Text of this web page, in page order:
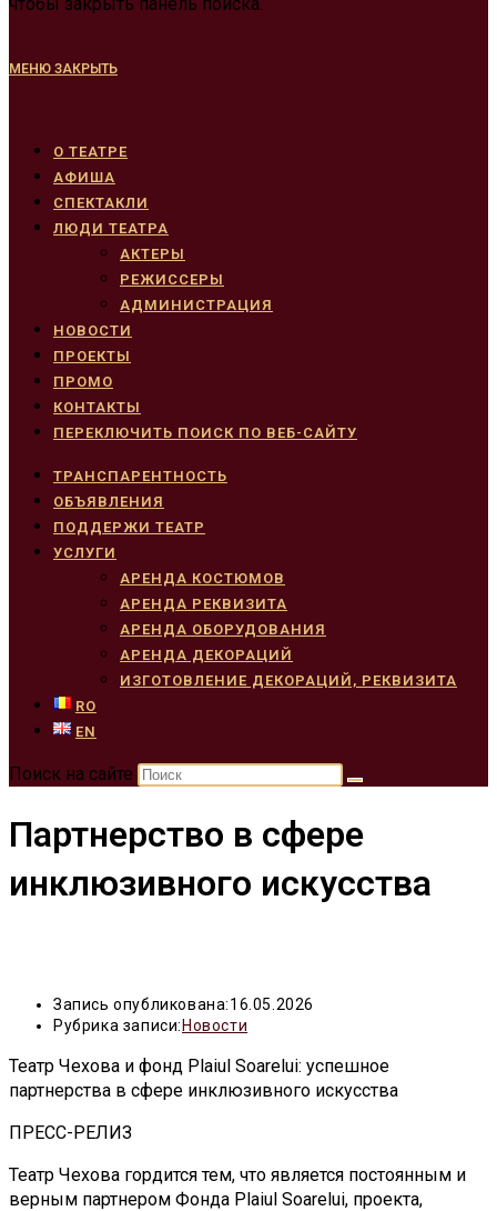
МЕНЮ ЗАКРЫТЬ
О ТЕАТРЕ
АФИША
СПЕКТАКЛИ
ЛЮДИ ТЕАТРА
АКТЕРЫ
РЕЖИССЕРЫ
АДМИНИСТРАЦИЯ
НОВОСТИ
ПРОЕКТЫ
ПРОМО
КОНТАКТЫ
ПЕРЕКЛЮЧИТЬ ПОИСК ПО ВЕБ-САЙТУ
ТРАНСПАРЕНТНОСТЬ
ОБЪЯВЛЕНИЯ
ПОДДЕРЖИ ТЕАТР
УСЛУГИ
АРЕНДА КОСТЮМОВ
АРЕНДА РЕКВИЗИТА
АРЕНДА ОБОРУДОВАНИЯ
АРЕНДА ДЕКОРАЦИЙ
ИЗГОТОВЛЕНИЕ ДЕКОРАЦИЙ, РЕКВИЗИТА
RO
EN
Поиск на сайте
Партнерство в сфере
инклюзивного искусства
Запись опубликована:16.05.2026
Рубрика записи: Новости
Театр Чехова и фонд Plaiul Soarelui: успешное
партнерства в сфере инклюзивного искусства
ПРЕСС-РЕЛИЗ
Театр Чехова гордится тем, что является постоянным и
верным партнером Фонда Plaiul Soarelui, проекта,